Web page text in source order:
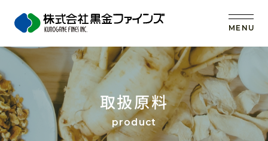
MENU
トップ
当社の強み
取扱原料